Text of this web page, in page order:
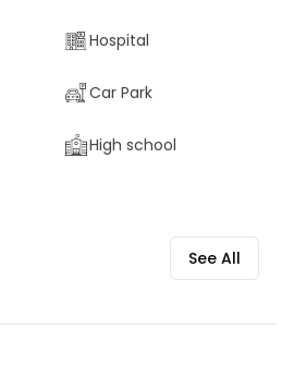
Hospital
Car Park
High school
See All